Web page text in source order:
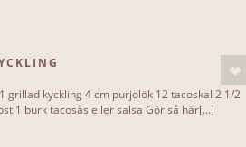
grillad kyckling 4 cm purjolök 12 tacoskal 2 1/2
1 burk tacosås eller salsa Gör så här[...]